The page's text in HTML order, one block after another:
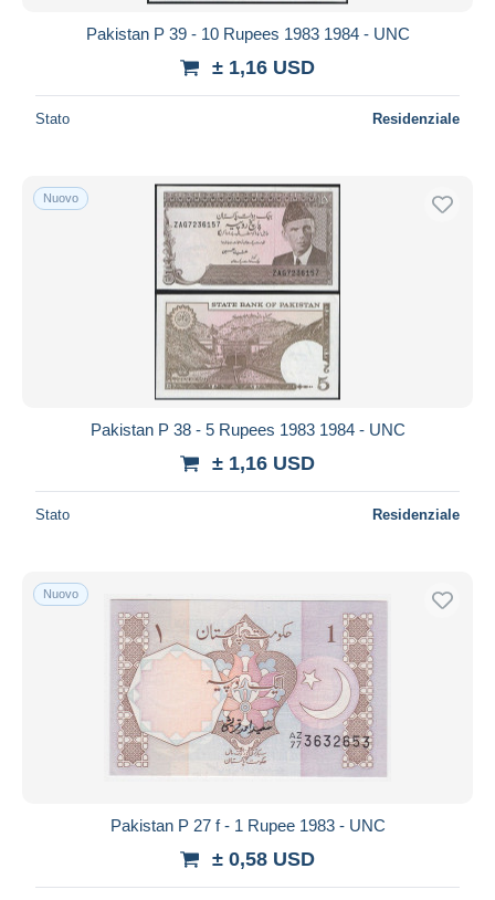
Pakistan P 39 - 10 Rupees 1983 1984 - UNC
± 1,16 USD
Stato Residenziale
Nuovo
Pakistan P 38 - 5 Rupees 1983 1984 - UNC
± 1,16 USD
Stato Residenziale
Nuovo
Pakistan P 27 f - 1 Rupee 1983 - UNC
± 0,58 USD